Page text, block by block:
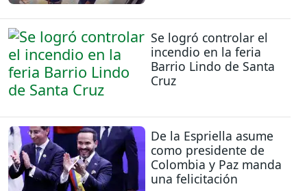
Se logró controlar el
incendio en la feria
Barrio Lindo de Santa
Cruz
De la Espriella asume
como presidente de
Colombia y Paz manda
una felicitación